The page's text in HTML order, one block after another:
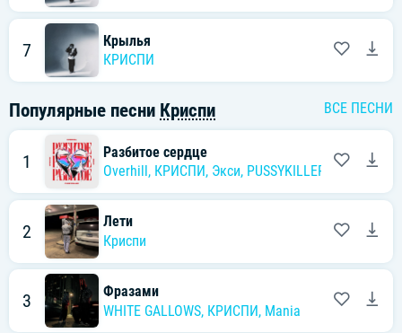
7
Крылья
КРИСПИ
Популярные песни Криспи ВСЕ ПЕСНИ
1
Разбитое сердце
Overhill , КРИСПИ, Экси, PUSSYKILLER
2
Лети
Криспи
3
Фразами
WHITE GALLOWS, КРИСПИ, Mania